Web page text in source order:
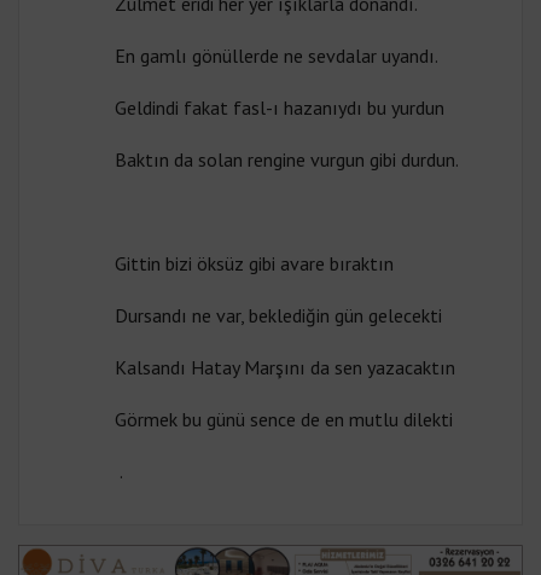
En gamlı gönüllerde ne sevdalar uyandı.
Geldindi fakat fasl-ı hazanıydı bu yurdun
Baktın da solan rengine vurgun gibi durdun.
Gittin bizi öksüz gibi avare bıraktın
Dursandı ne var, beklediğin gün gelecekti
Kalsandı Hatay Marşını da sen yazacaktın
Görmek bu günü sence de en mutlu dilekti
.